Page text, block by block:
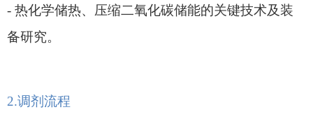
- 热化学储热、压缩二氧化碳储能的关键技术及装
备研究。
2.调剂流程